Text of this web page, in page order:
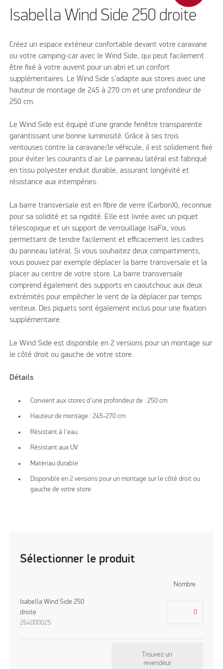
Isabella Wind Side 250 droite
Créez un espace extérieur confortable devant votre caravane
ou votre camping-car avec le Wind Side, qui peut facilement
être fixé à votre auvent pour un abri et un confort
supplémentaires. Le Wind Side s’adapte aux stores avec une
hauteur de montage de 245 à 270 cm et une profondeur de
250 cm.
Le Wind Side est équipé d'une grande fenêtre transparente
garantissant une bonne luminosité. Grâce à ses trois
ventouses contre la caravane/le véhicule, il est solidement fixé
pour éviter les courants d'air. Le panneau latéral est fabriqué
en tissu polyester enduit durable, assurant longévité et
résistance aux intempéries.
La barre transversale est en fibre de verre (CarbonX), reconnue
pour sa solidité et sa rigidité. Elle est livrée avec un piquet
télescopique et un support de verrouillage IsaFix, vous
permettant de tendre facilement et efficacement les cadres
du panneau latéral. Si vous souhaitez deux compartiments,
vous pouvez par exemple déplacer la barre transversale et la
placer au centre de votre store. La barre transversale
comprend également des supports en caoutchouc aux deux
extrémités pour empêcher le vent de la déplacer par temps
venteux. Des piquets sont également inclus pour une fixation
supplémentaire.
Le Wind Side est disponible en 2 versions pour un montage sur
le côté droit ou gauche de votre store.
Détails
Convient aux stores d’une profondeur de : 250 cm
Hauteur de montage : 245-270 cm
Résistant à l'eau
Résistant aux UV
Matériau durable
Disponible en 2 versions pour un montage sur le côté droit ou
gauche de votre store
Sélectionner le produit
Nombre
Isabella Wind Side 250
droite
264000025
Trouvez un
revendeur